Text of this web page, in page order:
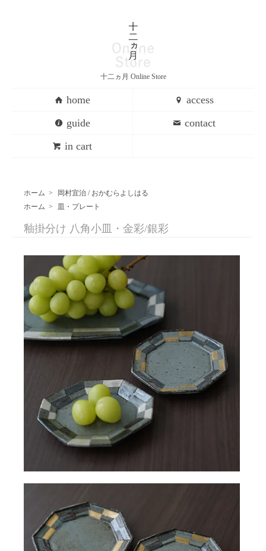
十二ヵ月 Online Store
home
access
guide
contact
in cart
ホーム >
岡村宜治 / おかむらよしはる
ホーム > 皿・プレート
釉掛分け 八角小皿・金彩/銀彩